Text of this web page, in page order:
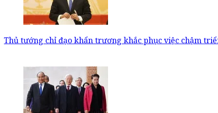
Thủ tướng chỉ đạo khẩn trương khắc phục việc chậm